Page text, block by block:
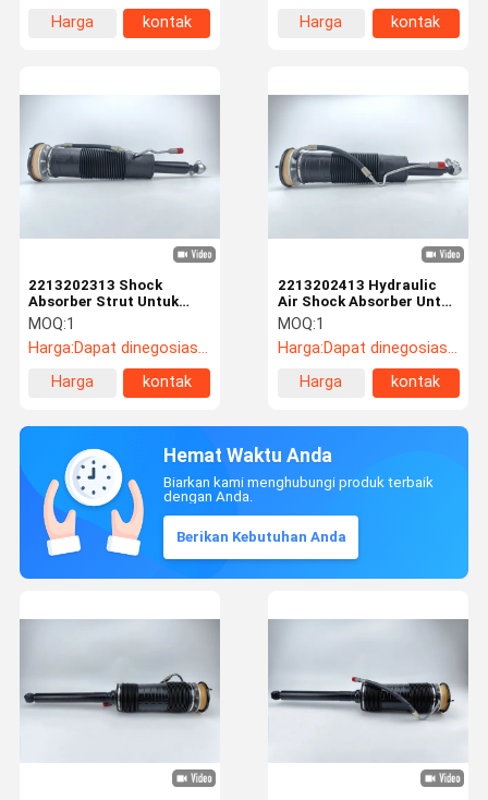
Harga
kontak
Harga
kontak
2213202313 Shock
Absorber Strut Untuk
Mercedes Benz W221
Hidraulik Airmatic
MOQ:1
Harga:Dapat dinegosiasikan
Harga
kontak
2213202413 Hydraulic
Air Shock Absorber Untuk
Benz S-Class Depan
Kanan
MOQ:1
Harga:Dapat dinegosiasikan
Harga
kontak
Hemat Waktu Anda
Biarkan kami menghubungi produk terbaik
dengan Anda.
Berikan Kebutuhan Anda